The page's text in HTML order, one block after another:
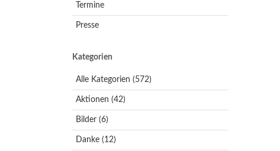
Termine
Presse
Kategorien
Alle Kategorien (572)
Aktionen (42)
Bilder (6)
Danke (12)